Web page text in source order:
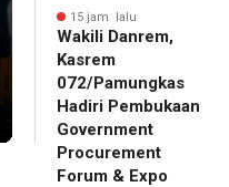
15 jam lalu
Wakili Danrem,
Kasrem
072/Pamungkas
Hadiri Pembukaan
Government
Procurement
Forum & Expo